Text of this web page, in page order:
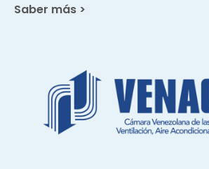
Saber más >